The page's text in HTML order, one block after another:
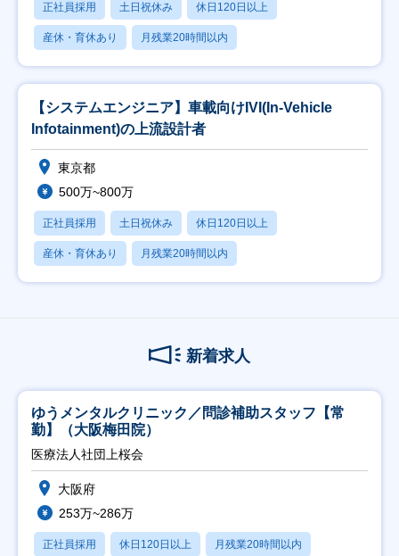
正社員採用 土日祝休み 休日120日以上
産休・育休あり 月残業20時間以内
【システムエンジニア】車載向けIVI(In-Vehicle
Infotainment)の上流設計者
東京都
500万~800万
正社員採用 土日祝休み 休日120日以上
産休・育休あり 月残業20時間以内
新着求人
ゆうメンタルクリニック／問診補助スタッフ【常
勤】（大阪梅田院）
医療法人社団上桜会
大阪府
253万~286万
正社員採用 休日120日以上 月残業20時間以内